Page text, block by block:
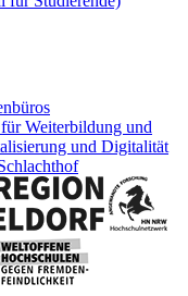
Weiterbildung und
und Digitalität